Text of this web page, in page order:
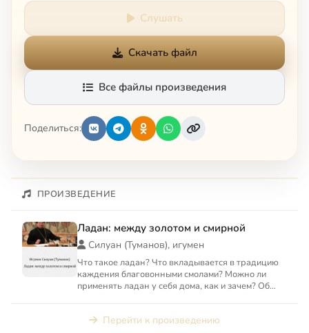
Слушать
Скачать файл
Все файлы произведения
Поделиться:
ПРОИЗВЕДЕНИЕ
Ладан: между золотом и смирной
Силуан (Туманов), игумен
Что такое ладан? Что вкладывается в традицию
каждения благовонными смолами? Можно ли
применять ладан у себя дома, как и зачем? Об
Перейти к произведению